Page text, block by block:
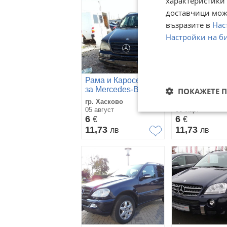
Рама и Каросерия
за Mercedes-Benz
ML
гр. Хасково
05 август
6 €
11,73 лв
за Mercedes-
06 март
6 €
11,73 лв
доставчици
възразите в
Настройки на
ПОКАЖЕТЕ